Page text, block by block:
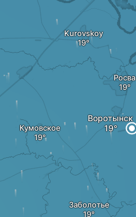
Кумовское
Заболотье
Kurovskoy
Росва
Воротынск